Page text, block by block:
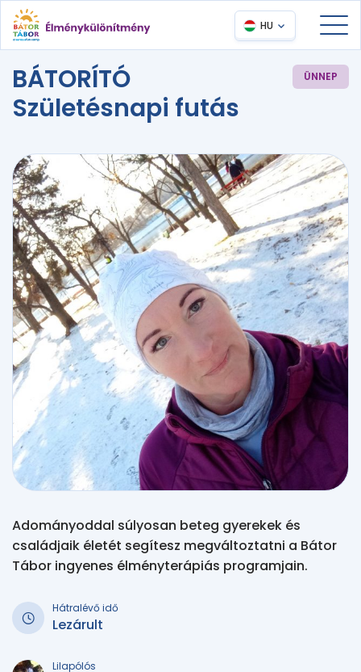
HU
BÁTORÍTÓ
Születésnapi futás
ÜNNEP
Adományoddal súlyosan beteg gyerekek és
családjaik életét segítesz megváltoztatni a Bátor
Tábor ingyenes élményterápiás programjain.
Hátralévő idő
Lezárult
Lilapólós